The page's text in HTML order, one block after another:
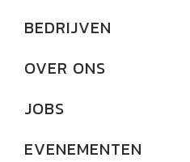
BEDRIJVEN
OVER ONS
JOBS
EVENEMENTEN